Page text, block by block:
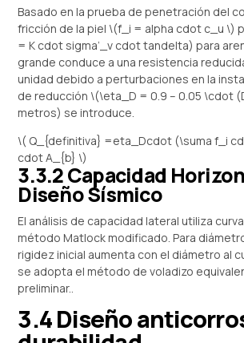
Basado en la prueba de penetración del
fricción de la piel \(f_i = alpha cdot c_u \)
= K cdot sigma’_v cdot tandelta) para
grande conduce a una resistencia
unidad debido a perturbaciones en la
de reducción \(\eta_D = 0.9 – 0.05 \cdot
metros) se introduce.
\( Q_{definitiva} =eta_Dcdot (\suma f_i
cdot A_{b} \)
3.3.2 Capacidad
Diseño Sísmico
El análisis de capacidad lateral utiliza
método Matlock modificado. Para
rigidez inicial aumenta con el diámetro al
se adopta el método de voladizo
preliminar..
3.4 Diseño